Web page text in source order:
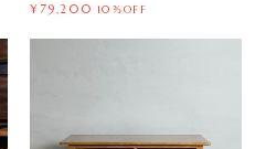
¥79,200 10%OFF